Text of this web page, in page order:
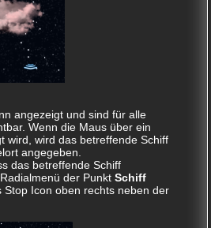
angezeigt und sind für alle
Wenn die Maus über ein
wird, wird das betreffende Schiff
angegeben.
das betreffende Schiff
der Punkt Schiff
Icon oben rechts neben der